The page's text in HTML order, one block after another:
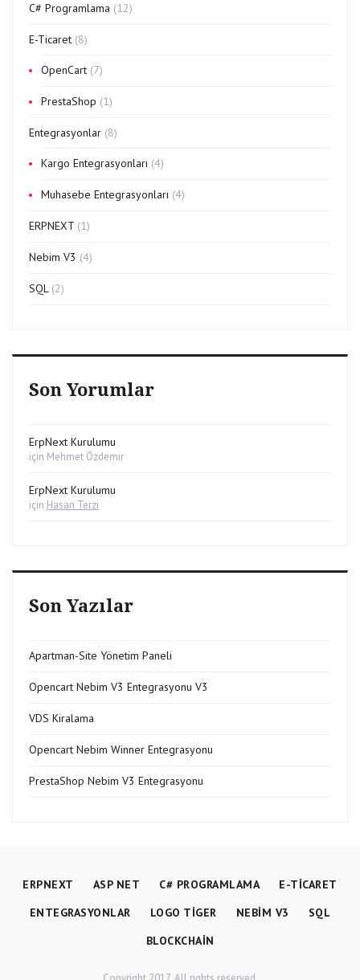
C# Programlama (12)
E-Ticaret (8)
OpenCart (7)
PrestaShop (1)
Entegrasyonlar (8)
Kargo Entegrasyonları (4)
Muhasebe Entegrasyonları (4)
ERPNEXT (1)
Nebim V3 (4)
SQL(2)
Son Yorumlar
ErpNext Kurulumu
için Mehmet Özdemir
ErpNext Kurulumu
için Hasan Terzi
Son Yazılar
Apartman-Site Yönetim Paneli
Opencart Nebim V3 Entegrasyonu V3
VDS Kiralama
Opencart Nebim Winner Entegrasyonu
PrestaShop Nebim V3 Entegrasyonu
ERPNEXT ASP NET C# PROGRAMLAMA
E-TICARET
ENTEGRASYONLAR
LOGO TIGER NEBIM V3
SQL
BLOCKCHAIN